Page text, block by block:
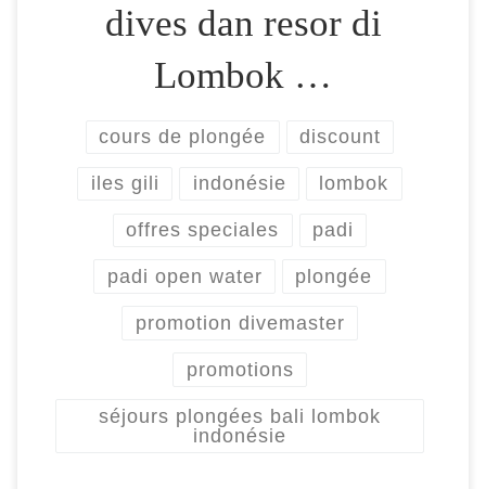
dives dan resor di
Lombok …
cours de plongée discount
iles gili indonésie lombok
offres speciales padi
padi open water plongée
promotion divemaster
promotions
séjours plongées bali lombok
indonésie